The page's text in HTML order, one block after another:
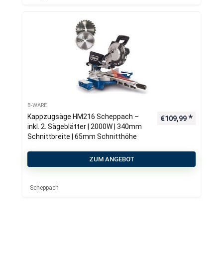
B-WARE
Kappzugsäge HM216 Scheppach –
inkl. 2. Sägeblätter | 2000W | 340mm
Schnittbreite | 65mm Schnitthöhe
€109,99
ZUM ANGEBOT
Scheppach